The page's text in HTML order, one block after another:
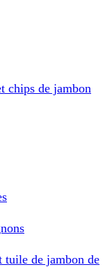
chips de jambon
tuile de jambon de